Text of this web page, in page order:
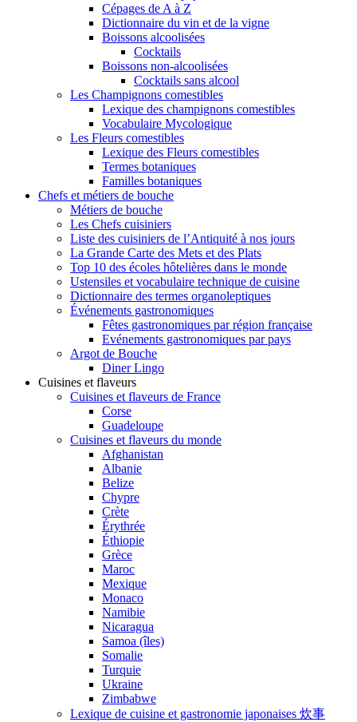
Cépages de A à Z
Dictionnaire du vin et de la vigne
Boissons alcoolisées
Cocktails
Boissons non-alcoolisées
Cocktails sans alcool
Les Champignons comestibles
Lexique des champignons comestibles
Vocabulaire Mycologique
Les Fleurs comestibles
Lexique des Fleurs comestibles
Termes botaniques
Familles botaniques
Chefs et métiers de bouche
Métiers de bouche
Les Chefs cuisiniers
Liste des cuisiniers de l’Antiquité à nos jours
La Grande Carte des Mets et des Plats
Top 10 des écoles hôtelières dans le monde
Ustensiles et vocabulaire technique de cuisine
Dictionnaire des termes organoleptiques
Événements gastronomiques
Fêtes gastronomiques par région française
Evénements gastronomiques par pays
Argot de Bouche
Diner Lingo
Cuisines et flaveurs
Cuisines et flaveurs de France
Corse
Guadeloupe
Cuisines et flaveurs du monde
Afghanistan
Albanie
Belize
Chypre
Crète
Érythrée
Éthiopie
Grèce
Maroc
Mexique
Monaco
Namibie
Nicaragua
Samoa (îles)
Somalie
Turquie
Ukraine
Zimbabwe
Lexique de cuisine et gastronomie japonaises 炊事